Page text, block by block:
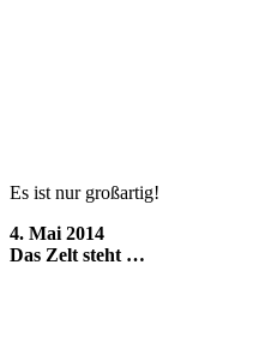
Es ist nur großartig!
4. Mai 2014
Das Zelt steht …